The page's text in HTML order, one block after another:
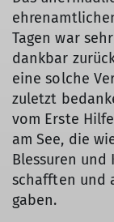
Tagen war
dankbar
eine solche
zuletzt
vom Erste
am See, die
Blessuren und
schafften und
gaben.